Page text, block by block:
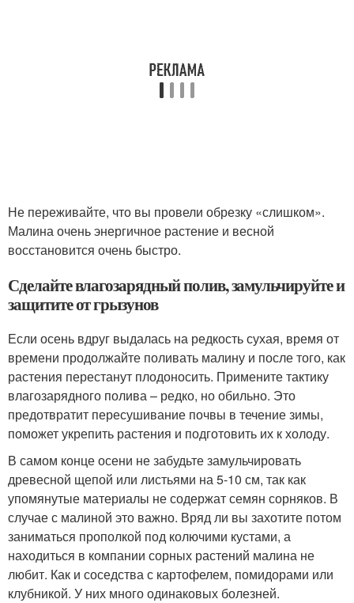
Не переживайте, что вы провели обрезку «слишком».
Малина очень энергичное растение и весной
восстановится очень быстро.
Сделайте влагозарядный полив, замульчируйте и
защитите от грызунов
Если осень вдруг выдалась на редкость сухая, время от
времени продолжайте поливать малину и после того, как
растения перестанут плодоносить. Примените тактику
влагозарядного полива – редко, но обильно. Это
предотвратит пересушивание почвы в течение зимы,
поможет укрепить растения и подготовить их к холоду.
В самом конце осени не забудьте замульчировать
древесной щепой или листьями на 5-10 см, так как
упомянутые материалы не содержат семян сорняков. В
случае с малиной это важно. Вряд ли вы захотите потом
заниматься прополкой под колючими кустами, а
находиться в компании сорных растений малина не
любит. Как и соседства с картофелем, помидорами или
клубникой. У них много одинаковых болезней.